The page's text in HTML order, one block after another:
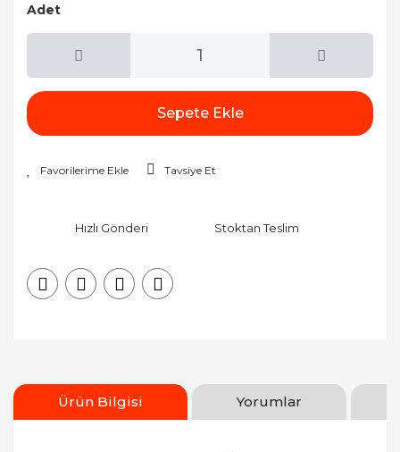
Adet
Sepete Ekle
Tavsiye Et
Hızlı Gönderi Stoktan Teslim
Ürün Bilgisi Yorumlar